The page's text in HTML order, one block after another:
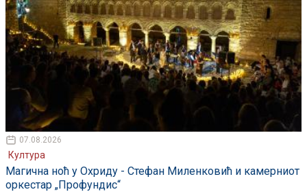
07.08.2026
Култура
Магична ноћ у Охриду - Стефан Миленковић и камерниот
оркестар „Профундис“